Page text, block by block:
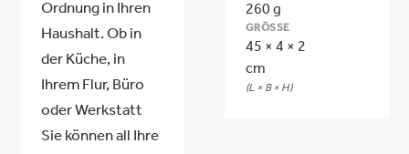
Ordnung in Ihren
Haushalt. Ob in
der Küche, in
Ihrem Flur, Büro
oder Werkstatt
Sie können all Ihre
260 g
GRÖSSE
45 × 4 × 2
cm
(L × B × H)